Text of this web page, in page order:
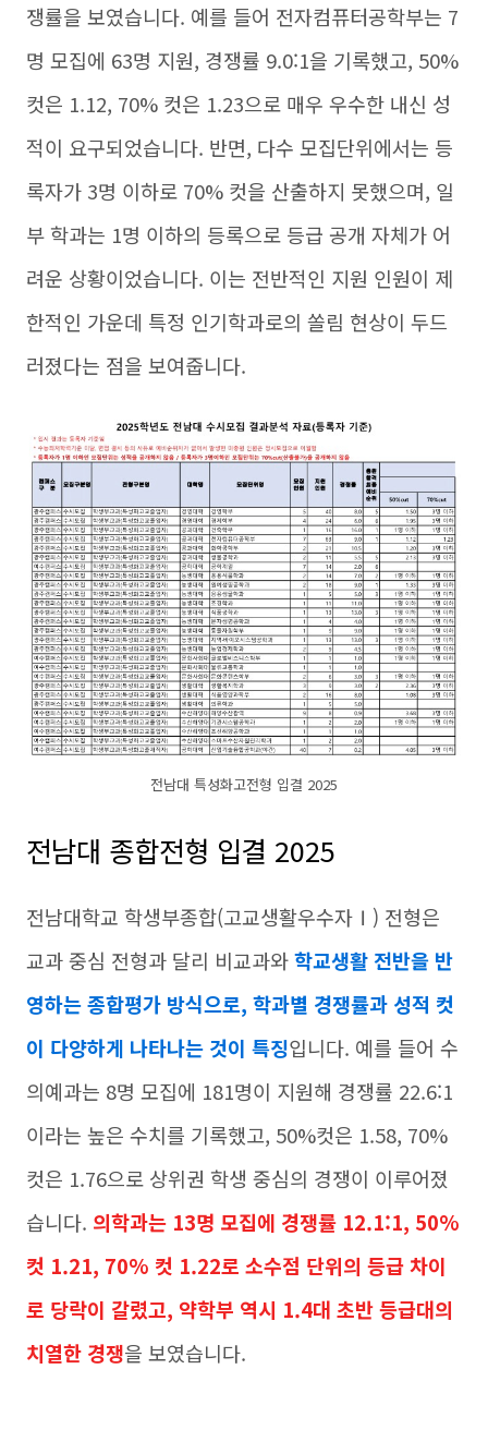
쟁률을 보였습니다. 예를 들어 전자컴퓨터공학부는 7
명 모집에 63명 지원, 경쟁률 9.0:1을 기록했고, 50%
컷은 1.12, 70% 컷은 1.23으로 매우 우수한 내신 성
적이 요구되었습니다. 반면, 다수 모집단위에서는 등
록자가 3명 이하로 70% 컷을 산출하지 못했으며, 일
부 학과는 1명 이하의 등록으로 등급 공개 자체가 어
려운 상황이었습니다. 이는 전반적인 지원 인원이 제
한적인 가운데 특정 인기학과로의 쏠림 현상이 두드
러졌다는 점을 보여줍니다.
전남대 특성화고전형 입결 2025
전남대 종합전형 입결 2025
전남대학교 학생부종합(고교생활우수자Ⅰ) 전형은
교과 중심 전형과 달리 비교과와학교생활 전반을 반
영하는 종합평가 방식으로, 학과별 경쟁률과 성적 컷
이 다양하게 나타나는 것이 특징입니다. 예를 들어 수
의예과는 8명 모집에 181명이 지원해 경쟁률 22.6:1
이라는 높은 수치를 기록했고, 50%컷은 1.58, 70%
컷은 1.76으로 상위권 학생 중심의 경쟁이 이루어졌
습니다. 의학과는 13명 모집에 경쟁률 12.1:1, 50%
컷 1.21, 70% 컷 1.22로 소수점 단위의 등급 차이
로 당락이 갈렸고, 약학부 역시 1.4대 초반 등급대의
치열한 경쟁을 보였습니다.